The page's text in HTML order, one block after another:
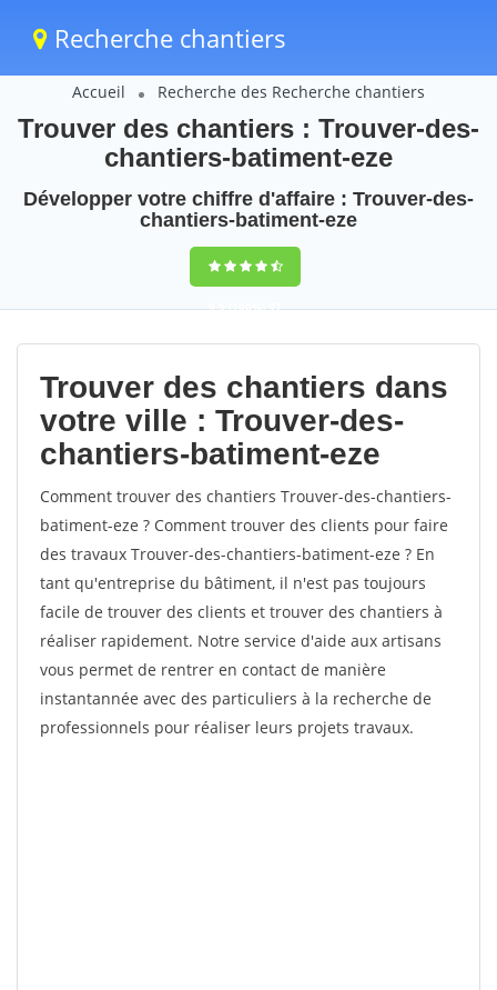
Recherche chantiers
Accueil Recherche des Recherche chantiers
Trouver des chantiers : Trouver-des-
chantiers-batiment-eze
Développer votre chiffre d'affaire : Trouver-des-
chantiers-batiment-eze
9,5(100%)97
votes
Trouver des chantiers dans
votre ville : Trouver-des-
chantiers-batiment-eze
Comment trouver des chantiers Trouver-des-chantiers-
batiment-eze ? Comment trouver des clients pour faire
des travaux Trouver-des-chantiers-batiment-eze ? En
tant qu'entreprise du bâtiment, il n'est pas toujours
facile de trouver des clients et trouver des chantiers à
réaliser rapidement. Notre service d'aide aux artisans
vous permet de rentrer en contact de manière
instantannée avec des particuliers à la recherche de
professionnels pour réaliser leurs projets travaux.